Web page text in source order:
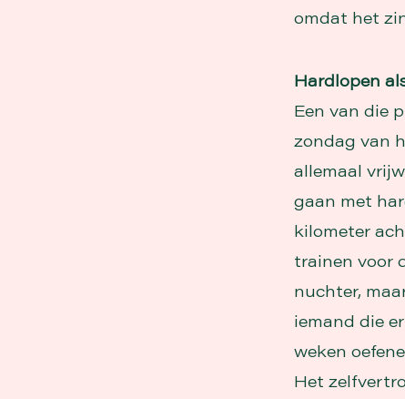
omdat het
Hardlopen
Een van die
zondag van
allemaal
gaan met
kilometer
trainen voor
nuchter,
iemand die
weken
Het